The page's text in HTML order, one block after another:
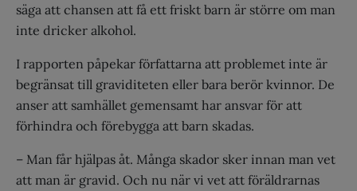
säga att chansen att få ett friskt barn är större om man
inte dricker alkohol.
I rapporten påpekar författarna att problemet inte är
begränsat till graviditeten eller bara berör kvinnor. De
anser att samhället gemensamt har ansvar för att
förhindra och förebygga att barn skadas.
– Man får hjälpas åt. Många skador sker innan man vet
att man är gravid. Och nu när vi vet att föräldrarnas